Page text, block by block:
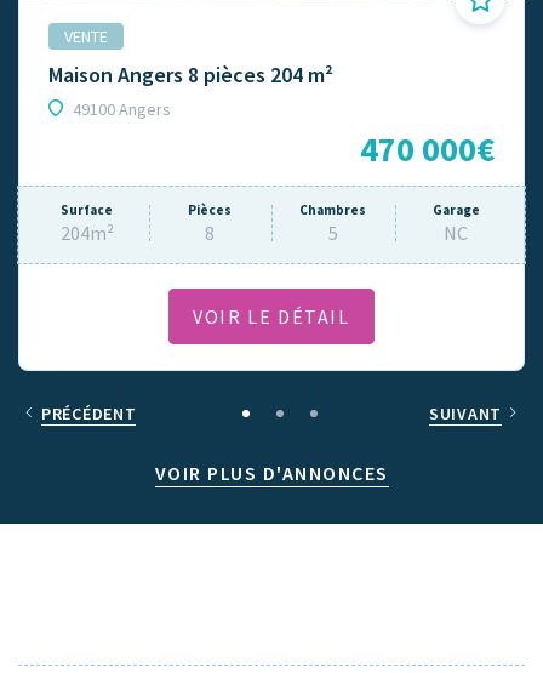
VENTE
Maison Angers 8 pièces 204 m²
49100 Angers
470 000€
Surface
204m²
Pièces
8
Chambres
5
Garage
NC
VOIR LE DÉTAIL
PRÉCÉDENT SUIVANT
VOIR PLUS D'ANNONCES